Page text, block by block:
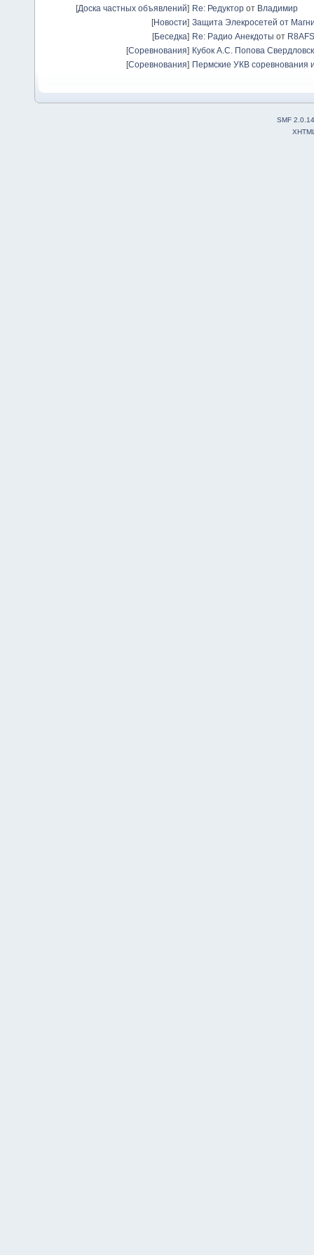
[Доска частных объявлений] Re: Редуктор от Владимир
[Новости] Защита Элекросетей от
[Беседка] Re: Радио Анекдоты от R8AFS
[Соревнования] Кубок А.С. Попова
[Соревнования] Пермские УКВ соревнования
SMF 2.0.14